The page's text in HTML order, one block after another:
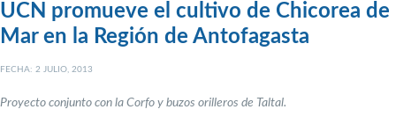
UCN promueve el cultivo de Chicorea de
Mar en la Región de Antofagasta
FECHA: 2 JULIO, 2013
Proyecto conjunto con la Corfo y buzos orilleros de Taltal.